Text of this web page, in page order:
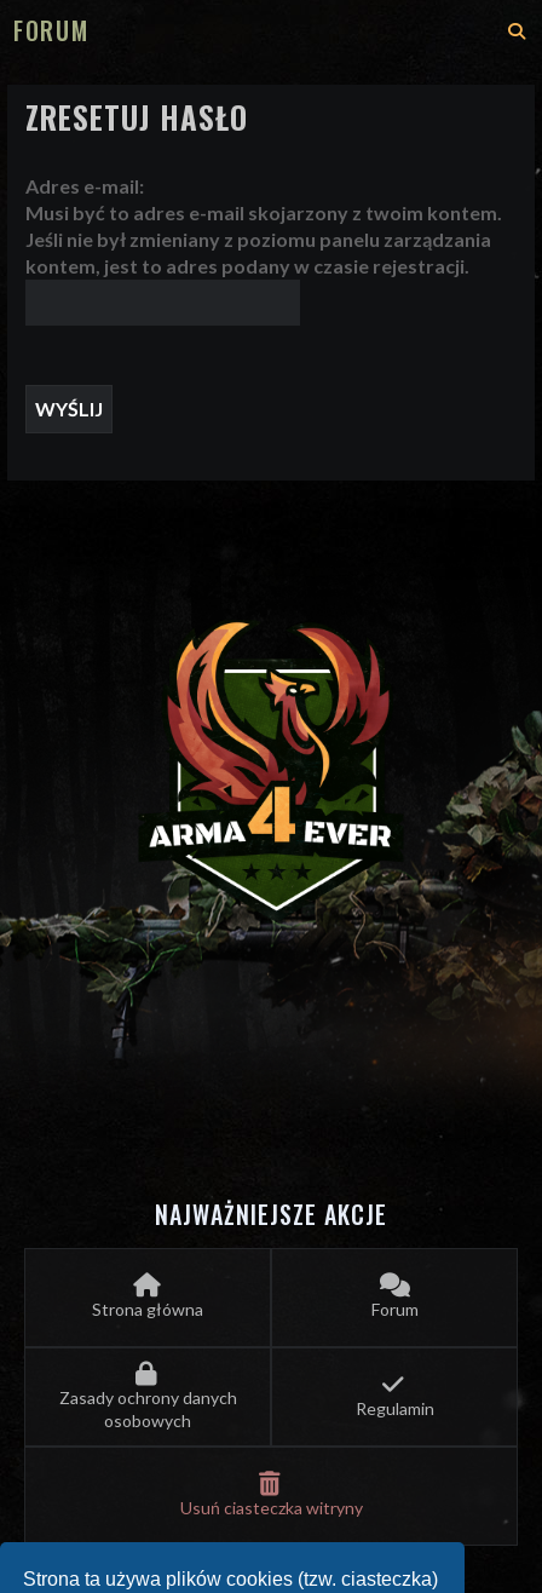
Strona ta używa plików cookies (tzw. ciasteczka)
FORUM
ZRESETUJ HASŁO
Adres e-mail:
Musi być to adres e-mail skojarzony z twoim kontem.
Jeśli nie był zmieniany z poziomu panelu zarządzania
kontem, jest to adres podany w czasie rejestracji.
NAJWAŻNIEJSZE AKCJE
Strona główna Forum
Zasady ochrony danych
osobowych
Regulamin
Usuń ciasteczka witryny